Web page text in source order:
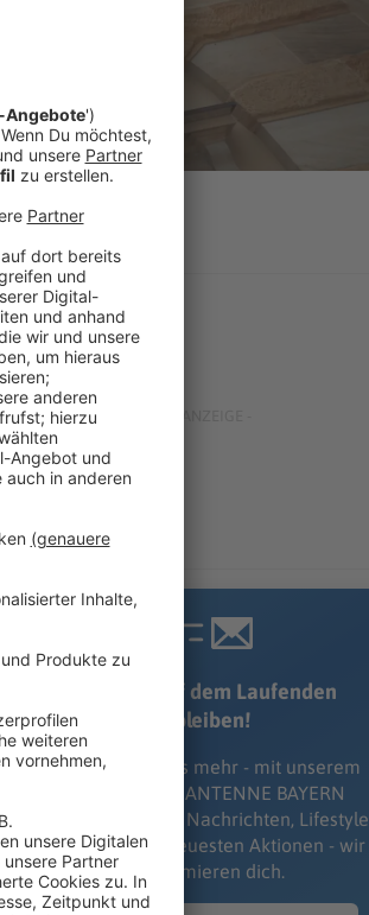
Immer auf dem Laufenden
bleiben!
Verpass' nichts mehr - mit unserem
kostenlosen ANTENNE BAYERN
Newsletter. Ob Nachrichten, Lifestyle
oder unsere neuesten Aktionen - wir
informieren dich.